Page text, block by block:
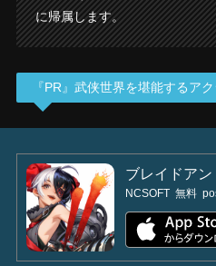
に帰属します。
『PR』武侠世界を堪能するア
ブレイドア
NCSOFT 無料